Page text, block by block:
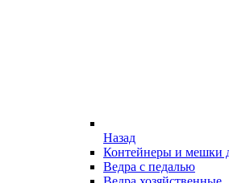
Назад
Контейнеры и мешки
Ведра с педалью